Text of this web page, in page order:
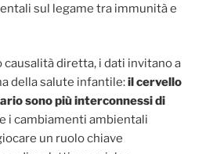
sul legame tra immunità e
diretta, i dati invitano a
della salute infantile:il cervello
sono più interconnessi di
i cambiamenti ambientali
un ruolo chiave